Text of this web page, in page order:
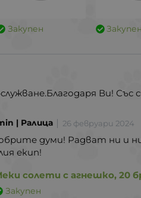
Закупен Закупен
Ви!
| Ралица 26 февруари 2024
думи! Радват ни и
екип!
солети с агнешко, 20
Закупен